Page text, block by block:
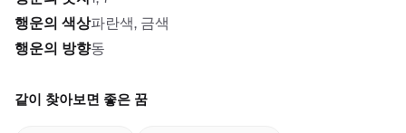
행운의 색상파란색, 금색
행운의 방향동
같이 찾아보면 좋은 꿈